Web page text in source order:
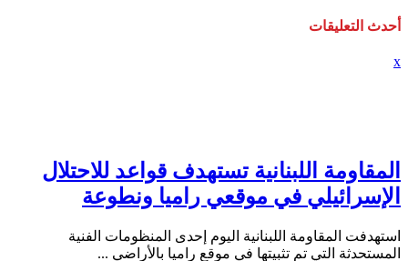
أحدث التعليقات
x
المقاومة اللبنانية تستهدف قواعد للاحتلال
الإسرائيلي في موقعي راميا ونطوعة
استهدفت المقاومة اللبنانية اليوم إحدى المنظومات الفنية
المستحدثة التي تم تثبيتها في موقع راميا بالأراضي ...